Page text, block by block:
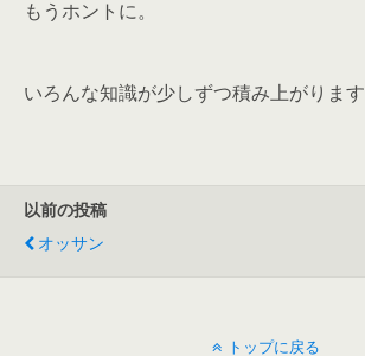
もうホントに。
いろんな知識が少しずつ積み上がります
以前の投稿
オッサン
トップに戻る